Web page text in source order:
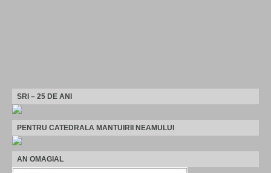
SRI – 25 DE ANI
PENTRU CATEDRALA MANTUIRII NEAMULUI
AN OMAGIAL